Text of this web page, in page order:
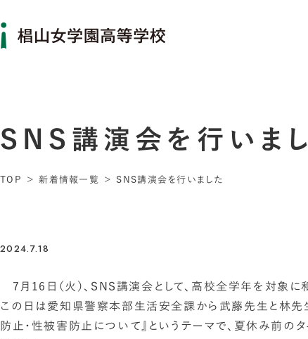
SNS講演会を行いま
TOP 新着情報一覧 SNS講演会を行いました
2024.7.18
7月16日（火）、SNS講演会として、高校全学年を対象に
この日は愛知県警察本部生活安全課から武藤先生と林先
防止・性被害防止について』というテーマで、夏休み前